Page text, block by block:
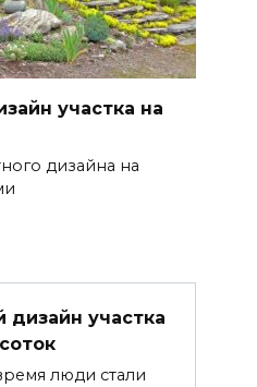
участка на
дизайна на
участка
люди стали